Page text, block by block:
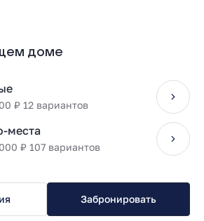
доме
₽ 12 вариантов
места
₽ 107 вариантов
Забронировать